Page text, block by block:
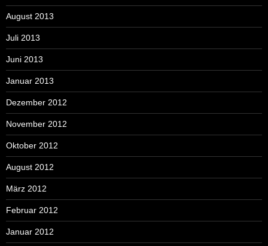
August 2013
Juli 2013
Juni 2013
Januar 2013
Dezember 2012
November 2012
Oktober 2012
August 2012
März 2012
Februar 2012
Januar 2012